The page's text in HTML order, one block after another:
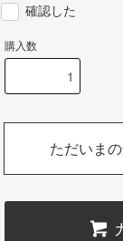
確認した
購入数
ただいま